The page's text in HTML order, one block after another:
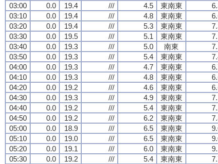
03:00
0.0 19.4 /// 4.5 東南東
03:10
0.0 19.4 /// 4.8 東南東
03:20
0.0 19.4 /// 5.3 東南東
03:30
0.0 19.5 /// 5.1 東南東
03:40
0.0 19.3 /// 5.0 南東
03:50
0.0 19.3 /// 5.4 東南東
04:00
0.0 19.3 /// 4.7 東南東
04:10
0.0 19.3 /// 4.8 東南東
04:20
0.0 19.2 /// 4.6 東南東
04:30
0.0 19.3 /// 4.9 東南東
04:40
0.0 19.2 /// 5.4 東南東
04:50
0.0 19.2 /// 6.2 東南東
05:00
0.0 18.9 /// 6.5 東南東
05:10
0.0 19.0 /// 6.5 東南東
05:20
0.0 19.1 /// 6.0 東南東
05:30
0.0 19.2 /// 5.4 東南東